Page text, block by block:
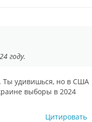
году.
Ты удивишься, но в США
выборы в 2024
Цитировать